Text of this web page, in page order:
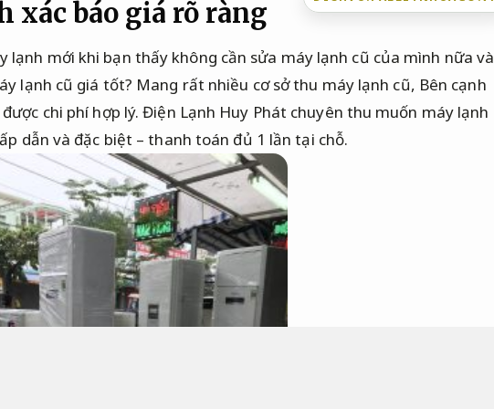
xác báo giá rõ ràng
lạnh mới khi bạn thấy không cần sửa máy lạnh cũ của mình nữa và
lạnh cũ giá tốt? Mang rất nhiều cơ sở thu máy lạnh cũ, Bên cạnh
chi phí hợp lý. Điện Lạnh Huy Phát chuyên thu muốn máy lạnh
dẫn và đặc biệt – thanh toán đủ 1 lần tại chỗ.